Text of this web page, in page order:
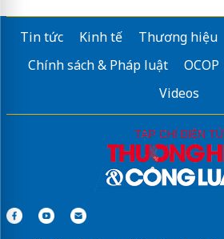
Tin tức Kinh tế Thương hiệu
Chính sách & Pháp luật
OCOP
Videos